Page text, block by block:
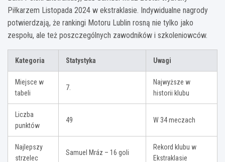
Piłkarzem Listopada 2024 w ekstraklasie. Indywidualne nagrody
potwierdzają, że rankingi Motoru Lublin rosną nie tylko jako
zespołu, ale też poszczególnych zawodników i szkoleniowców.
Kategoria Statystyka Uwagi
Miejsce w
tabeli
7.
Najwyższe w
historii klubu
Liczba
punktów
49 W 34 meczach
Najlepszy
strzelec
Samuel Mráz – 16 goli
Rekord klubu w
Ekstraklasie